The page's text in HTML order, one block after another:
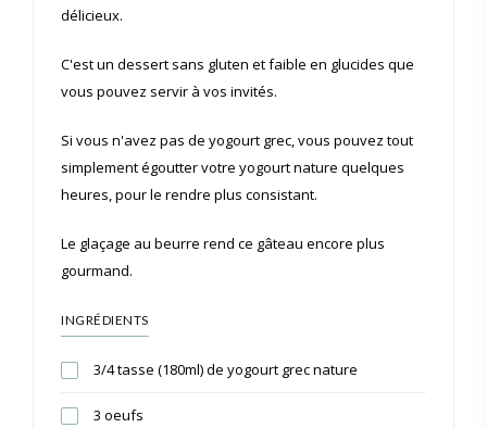
délicieux.
C'est un dessert sans gluten et faible en glucides que
vous pouvez servir à vos invités.
Si vous n'avez pas de yogourt grec, vous pouvez tout
simplement égoutter votre yogourt nature quelques
heures, pour le rendre plus consistant.
Le glaçage au beurre rend ce gâteau encore plus
gourmand.
INGRÉDIENTS
3/4 tasse (180ml) de yogourt grec nature
3 oeufs